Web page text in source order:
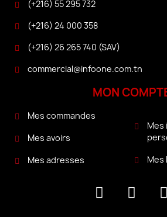
(+216) 55 295 732
(+216) 24 000 358
(+216) 26 265 740 (SAV)
commercial@infoone.com.tn
MON
Mes commandes
Mes avoirs
Mes adresses
Mes
Mes